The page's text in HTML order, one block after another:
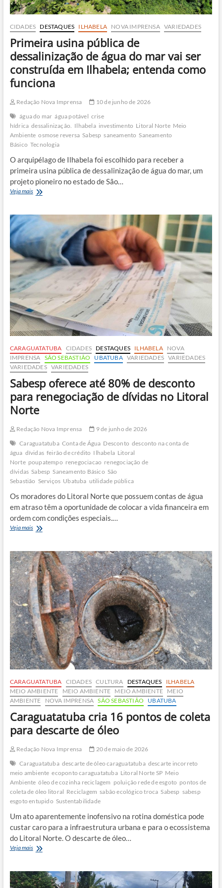
CIDADES DESTAQUES ILHABELA NOVA IMPRENSA VARIEDADES
Primeira usina pública de
dessalinização de água do mar vai ser
construída em Ilhabela; entenda como
funciona
Redação Nova Imprensa
10 de junho de 2026
água do mar água potável crise
hídrica dessalinização. Ilhabela investimento Litoral Norte Meio
Ambiente osmose reversa Sabesp saneamento Saneamento
Básico Tecnologia
O arquipélago de Ilhabela foi escolhido para receber a
primeira usina pública de dessalinização de água do mar, um
projeto pioneiro no estado de São…
Veja maisPrimeira
de
dessalinização
de
água
do
mar
vai
ser
construída
em
Ilhabela;
entenda
como
funciona
CARAGUATATUBA CIDADES DESTAQUES ILHABELA
NOVA
IMPRENSA SÃO SEBASTIÃO UBATUBA VARIEDADES VARIEDADES
VARIEDADES VARIEDADES
Sabesp oferece até 80% de desconto
para renegociação de dívidas no Litoral
Norte
Redação Nova Imprensa
9 de junho de 2026
Caraguatatuba Conta de Água Desconto desconto na conta de
água dívidas feirão de crédito Ilhabela Litoral
Norte poupatempo renegociacao renegociação de
dívidas Sabesp Saneamento Básico São
Sebastião Serviços Ubatuba utilidade pública
Os moradores do Litoral Norte que possuem contas de água
em atraso têm a oportunidade de colocar a vida financeira em
ordem com condições especiais.…
Veja maisSabesp
80%
de
desconto
para
renegociação
de
dívidas
no
Litoral
Norte
CARAGUATATUBA CIDADES CULTURA DESTAQUES
ILHABELA
MEIO AMBIENTE
MEIO AMBIENTE MEIO AMBIENTE
MEIO
AMBIENTE
NOVA IMPRENSA SÃO SEBASTIÃO UBATUBA
Caraguatatuba cria 16 pontos de coleta
para descarte de óleo
Redação Nova Imprensa
20 de maio de 2026
Caraguatatuba descarte de óleo caraguatatuba descarte incorreto
meio ambiente ecoponto caraguatatuba Litoral Norte SP Meio
Ambiente óleo de cozinha reciclagem poluição rede de esgoto pontos de
coleta de óleo litoral Reciclagem sabão ecológico troca Sabesp sabesp
esgoto entupido Sustentabilidade
Um ato aparentemente inofensivo na rotina doméstica pode
custar caro para a infraestrutura urbana e para o ecossistema
do Litoral Norte. O descarte de óleo…
Veja maisCaraguatatuba
pontos
de